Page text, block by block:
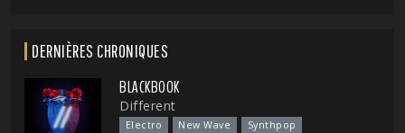
DERNIÈRES CHRONIQUES
BLACKBOOK
Different
Electro New Wave Synthpop